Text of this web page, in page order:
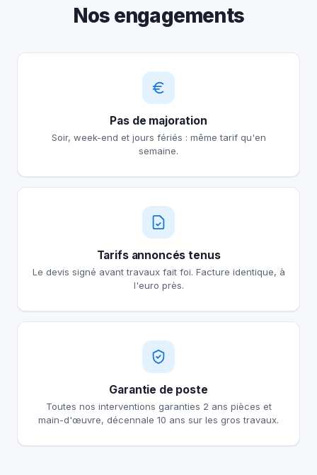
Nos engagements
Pas de majoration
Soir, week-end et jours fériés : même tarif qu'en
semaine.
Tarifs annoncés tenus
Le devis signé avant travaux fait foi. Facture identique, à
l'euro près.
Garantie de poste
Toutes nos interventions garanties 2 ans pièces et
main-d'œuvre, décennale 10 ans sur les gros travaux.